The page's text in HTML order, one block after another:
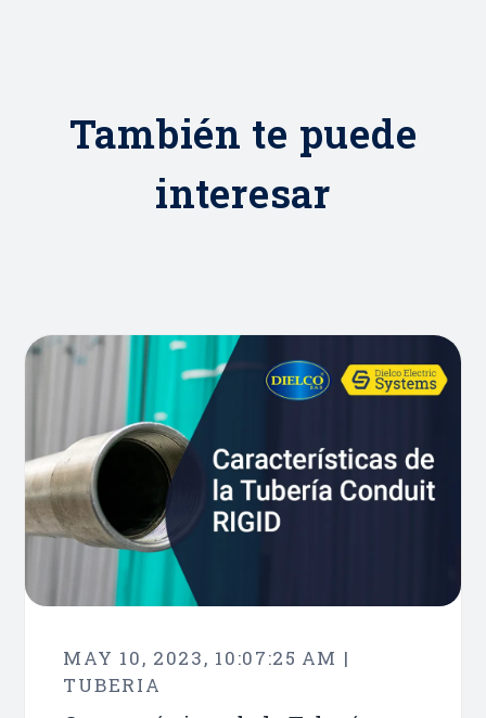
También te puede
interesar
MAY 10, 2023, 10:07:25 AM |
TUBERIA